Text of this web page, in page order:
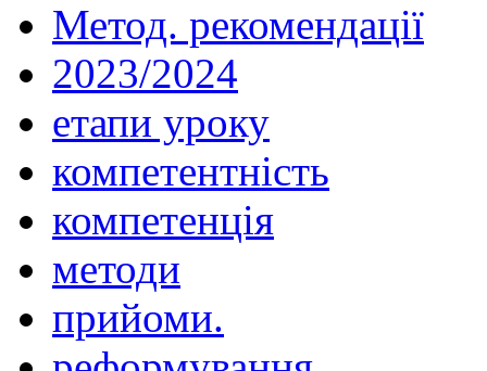
Метод. рекомендації
2023/2024
етапи уроку
компетентність
компетенція
методи
прийоми.